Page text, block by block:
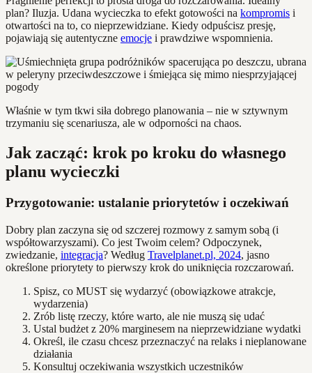
plan? Iluzja. Udana wycieczka to efekt gotowości na kompromis i
otwartości na to, co nieprzewidziane. Kiedy odpuścisz presję,
pojawiają się autentyczne emocje i prawdziwe wspomnienia.
Właśnie w tym tkwi siła dobrego planowania – nie w sztywnym
trzymaniu się scenariusza, ale w odporności na chaos.
Jak zacząć: krok po kroku do własnego
planu wycieczki
Przygotowanie: ustalanie priorytetów i oczekiwań
Dobry plan zaczyna się od szczerej rozmowy z samym sobą (i
współtowarzyszami). Co jest Twoim celem? Odpoczynek,
zwiedzanie, integracja? Według Travelplanet.pl, 2024, jasno
określone priorytety to pierwszy krok do uniknięcia rozczarowań.
Spisz, co MUST się wydarzyć (obowiązkowe atrakcje,
wydarzenia)
Zrób listę rzeczy, które warto, ale nie muszą się udać
Ustal budżet z 20% marginesem na nieprzewidziane wydatki
Określ, ile czasu chcesz przeznaczyć na relaks i nieplanowane
działania
Konsultuj oczekiwania wszystkich uczestników